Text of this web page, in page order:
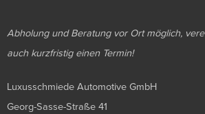
Abholung und Beratung vor Ort möglich,
auch kurzfristig einen Termin!
Luxusschmiede Automotive GmbH
Georg-Sasse-Straße 41